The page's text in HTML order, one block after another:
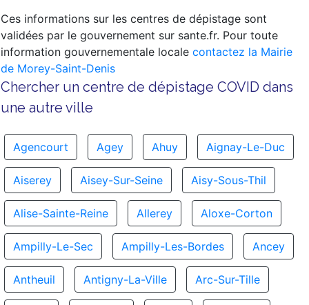
Ces informations sur les centres de dépistage sont
validées par le gouvernement sur sante.fr. Pour toute
information gouvernementale locale contactez la Mairie
de Morey-Saint-Denis
Chercher un centre de dépistage COVID dans
une autre ville
Agencourt Agey Ahuy Aignay-Le-Duc
Aiserey Aisey-Sur-Seine Aisy-Sous-Thil
Alise-Sainte-Reine Allerey Aloxe-Corton
Ampilly-Le-Sec Ampilly-Les-Bordes Ancey
Antheuil Antigny-La-Ville Arc-Sur-Tille